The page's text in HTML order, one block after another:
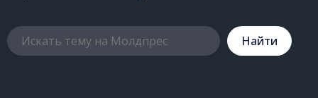
Hайти